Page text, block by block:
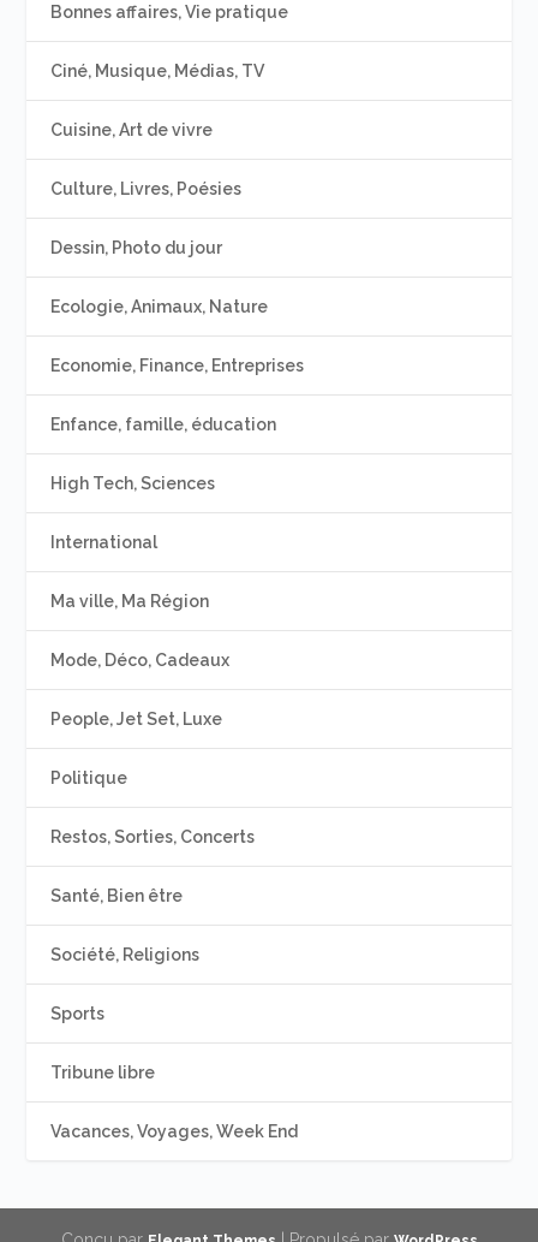
Bonnes affaires, Vie pratique
Ciné, Musique, Médias, TV
Cuisine, Art de vivre
Culture, Livres, Poésies
Dessin, Photo du jour
Ecologie, Animaux, Nature
Economie, Finance, Entreprises
Enfance, famille, éducation
High Tech, Sciences
International
Ma ville, Ma Région
Mode, Déco, Cadeaux
People, Jet Set, Luxe
Politique
Restos, Sorties, Concerts
Santé, Bien être
Société, Religions
Sports
Tribune libre
Vacances, Voyages, Week End